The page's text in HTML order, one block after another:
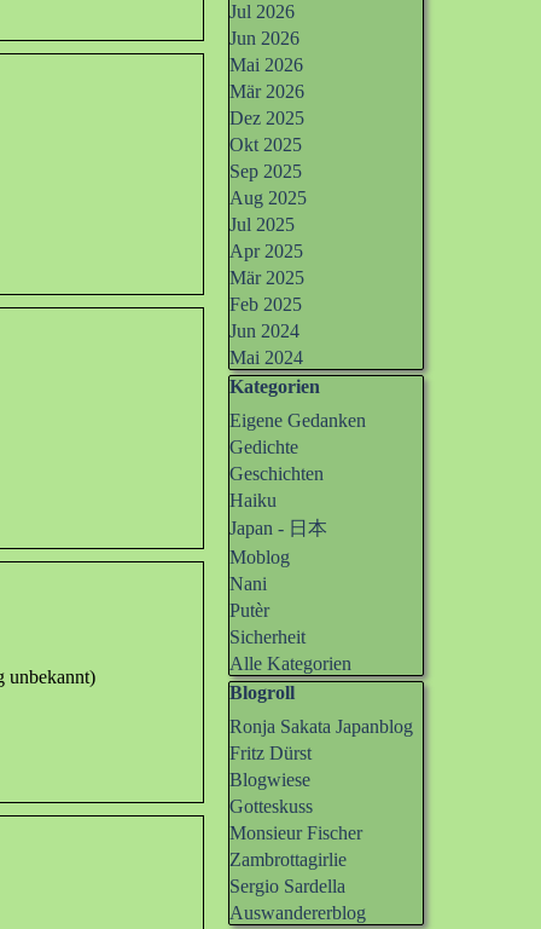
unbekannt)
Jul 2026
Jun 2026
Mai 2026
Mär 2026
Dez 2025
Okt 2025
Sep 2025
Aug 2025
Jul 2025
Apr 2025
Mär 2025
Feb 2025
Jun 2024
Mai 2024
Block überspringen Kategorien
Kategorien
Eigene Gedanken
Gedichte
Geschichten
Haiku
Japan - 日本
Moblog
Nani
Putèr
Sicherheit
Alle Kategorien
Block überspringen Blogroll
Blogroll
Ronja Sakata Japanblog
Fritz Dürst
Blogwiese
Gotteskuss
Monsieur Fischer
Zambrottagirlie
Sergio Sardella
Auswandererblog